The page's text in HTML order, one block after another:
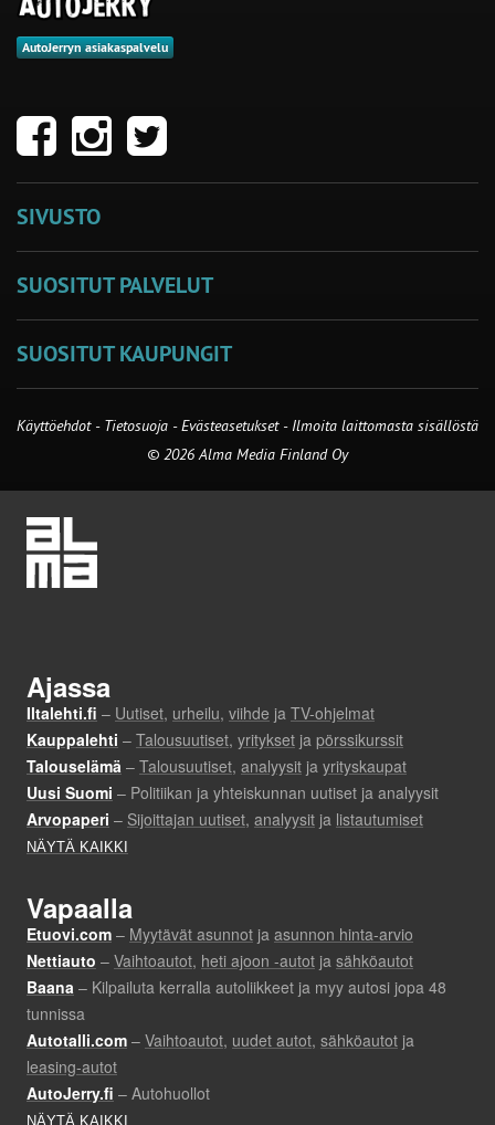
AutoJerryn asiakaspalvelu
SIVUSTO
SUOSITUT PALVELUT
SUOSITUT KAUPUNGIT
Käyttöehdot - Tietosuoja -Evästeasetukset- Ilmoita laittomasta sisällöstä
© 2026 Alma Media Finland Oy